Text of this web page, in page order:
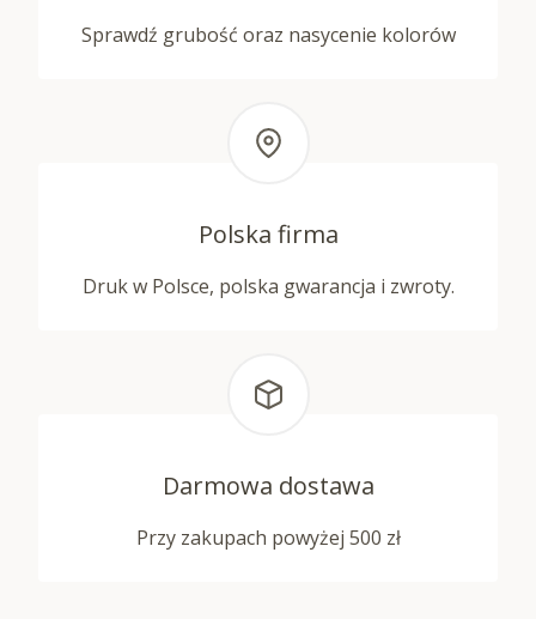
Sprawdź grubość oraz nasycenie kolorów
Polska firma
Druk w Polsce, polska gwarancja i zwroty.
Darmowa dostawa
Przy zakupach powyżej 500 zł